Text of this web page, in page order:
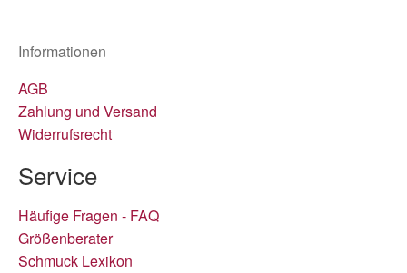
Informationen
AGB
Zahlung und Versand
Widerrufsrecht
Service
Häufige Fragen - FAQ
Größenberater
Schmuck Lexikon